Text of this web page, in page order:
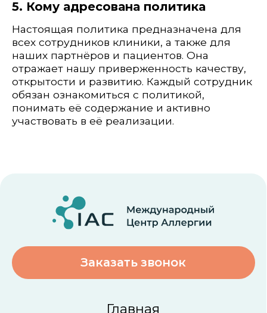
Главная
О нас
Услуги
Специалисты
Чек-апы
+998 (55) 508 92 00
Коммерческие предложения